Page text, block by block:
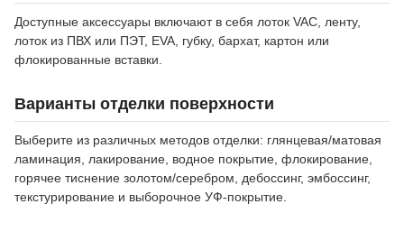
Доступные аксессуары включают в себя лоток VAC, ленту,
лоток из ПВХ или ПЭТ, EVA, губку, бархат, картон или
флокированные вставки.
Варианты отделки поверхности
Выберите из различных методов отделки: глянцевая/матовая
ламинация, лакирование, водное покрытие, флокирование,
горячее тиснение золотом/серебром, дебоссинг, эмбоссинг,
текстурирование и выборочное УФ-покрытие.